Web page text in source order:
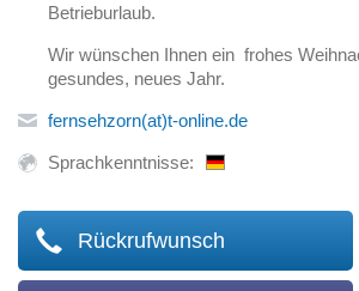
Betrieburlaub.
Wir wünschen Ihnen ein frohes
gesundes, neues Jahr.
fernsehzorn(at)t-online.de
Sprachkenntnisse:
Rückrufwunsch